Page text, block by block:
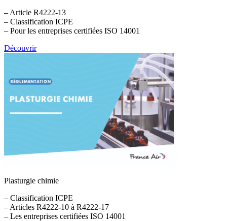
– Article R4222-13
– Classification ICPE
– Pour les entreprises certifiées ISO 14001
Découvrir
Plasturgie chimie
– Classification ICPE
– Articles R4222-10 à R4222-17
– Les entreprises certifiées ISO 14001